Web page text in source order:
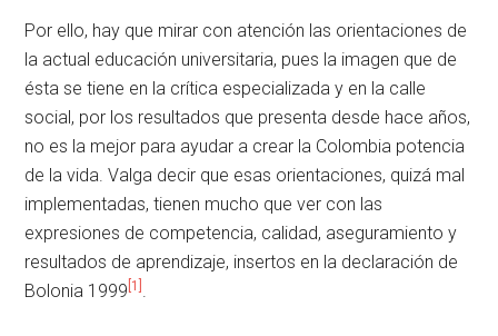
Por ello, hay que mirar con atención las orientaciones de
la actual educación universitaria, pues la imagen que de
ésta se tiene en la crítica especializada y en la calle
social, por los resultados que presenta desde hace años,
no es la mejor para ayudar a crear la Colombia potencia
de la vida. Valga decir que esas orientaciones, quizá mal
implementadas, tienen mucho que ver con las
expresiones de competencia, calidad, aseguramiento y
resultados de aprendizaje, insertos en la declaración de
Bolonia 1999 [1]